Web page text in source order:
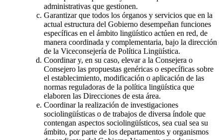
administrativas que gestionen.
Garantizar que todos los órganos y servicios que en la
actual estructura del Gobierno desempeñan funciones
específicas en el ámbito lingüístico actúen en red, de
manera coordinada y complementaria, bajo la dirección
de la Viceconsejería de Política Lingüística.
Coordinar y, en su caso, elevar a la Consejera o
Consejero las propuestas genéricas o específicas sobre
el establecimiento, modificación o aplicación de las
normas reguladoras de la política lingüística que
elaboren las Direcciones de esta área.
Coordinar la realización de investigaciones
sociolingüísticas o de trabajos de diversa índole que
contengan aspectos sociolingüísticos, sea cual sea su
ámbito, por parte de los departamentos y organismos